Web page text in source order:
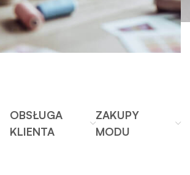
OBSŁUGA
KLIENTA
ZAKUPY
MODU